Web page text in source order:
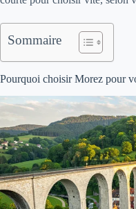
Sommaire
Pourquoi choisir Morez pour